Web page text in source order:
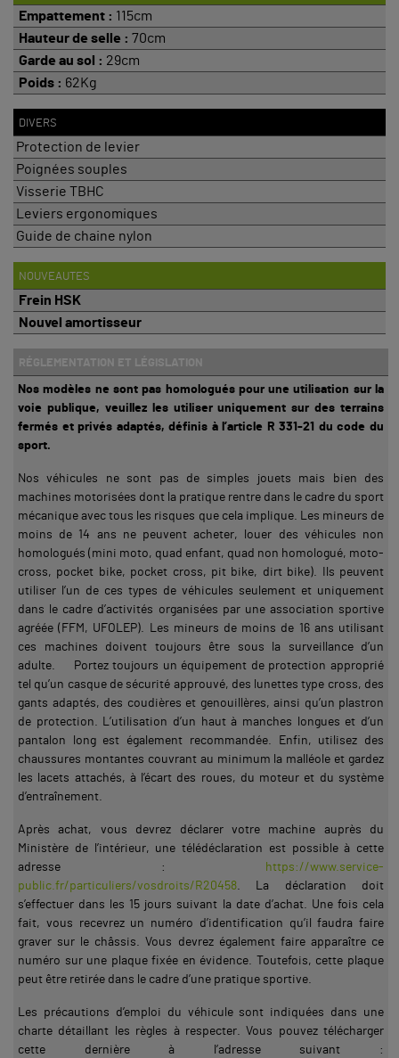
Empattement : 115cm
Hauteur de selle : 70cm
Garde au sol : 29cm
Poids : 62Kg
DIVERS
Protection de levier
Poignées souples
Visserie TBHC
Leviers ergonomiques
Guide de chaine nylon
NOUVEAUTES
Frein HSK
Nouvel amortisseur
RÉGLEMENTATION ET LÉGISLATION
Nos modèles ne sont pas homologués pour une utilisation sur la
voie publique, veuillez les utiliser uniquement sur des terrains
fermés et privés adaptés, définis à l’article R 331-21 du code du
sport.
Nos véhicules ne sont pas de simples jouets mais bien des
machines motorisées dont la pratique rentre dans le cadre du sport
mécanique avec tous les risques que cela implique. Les mineurs de
moins de 14 ans ne peuvent acheter, louer des véhicules non
homologués (mini moto, quad enfant, quad non homologué, moto-
cross, pocket bike, pocket cross, pit bike, dirt bike). Ils peuvent
utiliser l’un de ces types de véhicules seulement et uniquement
dans le cadre d’activités organisées par une association sportive
agréée (FFM, UFOLEP). Les mineurs de moins de 16 ans utilisant
ces machines doivent toujours être sous la surveillance d’un
adulte. Portez toujours un équipement de protection approprié
tel qu’un casque de sécurité approuvé, des lunettes type cross, des
gants adaptés, des coudières et genouillères, ainsi qu’un plastron
de protection. L’utilisation d’un haut à manches longues et d’un
pantalon long est également recommandée. Enfin, utilisez des
chaussures montantes couvrant au minimum la malléole et gardez
les lacets attachés, à l’écart des roues, du moteur et du système
d’entraînement.
Après achat, vous devrez déclarer votre machine auprès du
Ministère de l’intérieur, une télédéclaration est possible à cette
adresse :
https://www.service-
public.fr/particuliers/vosdroits/R20458 . La déclaration doit
s’effectuer dans les 15 jours suivant la date d’achat. Une fois cela
fait, vous recevrez un numéro d’identification qu’il faudra faire
graver sur le châssis. Vous devrez également faire apparaître ce
numéro sur une plaque fixée en évidence. Toutefois, cette plaque
peut être retirée dans le cadre d’une pratique sportive.
Les précautions d’emploi du véhicule sont indiquées dans une
charte détaillant les règles à respecter. Vous pouvez télécharger
cette dernière à l’adresse suivant :